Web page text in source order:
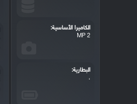
الكاميرا الأساسية:
2 MP
البطارية:
،